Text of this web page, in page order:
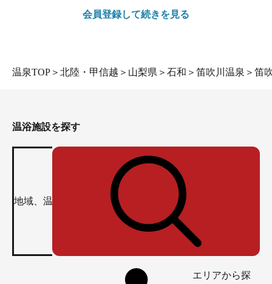
会員登録して続きを見る
温泉TOP ＞ 北陸・甲信越 ＞ 山梨県 ＞ 石和 ＞ 笛吹川温泉 ＞ 笛
温浴施設を探す
エリアから探